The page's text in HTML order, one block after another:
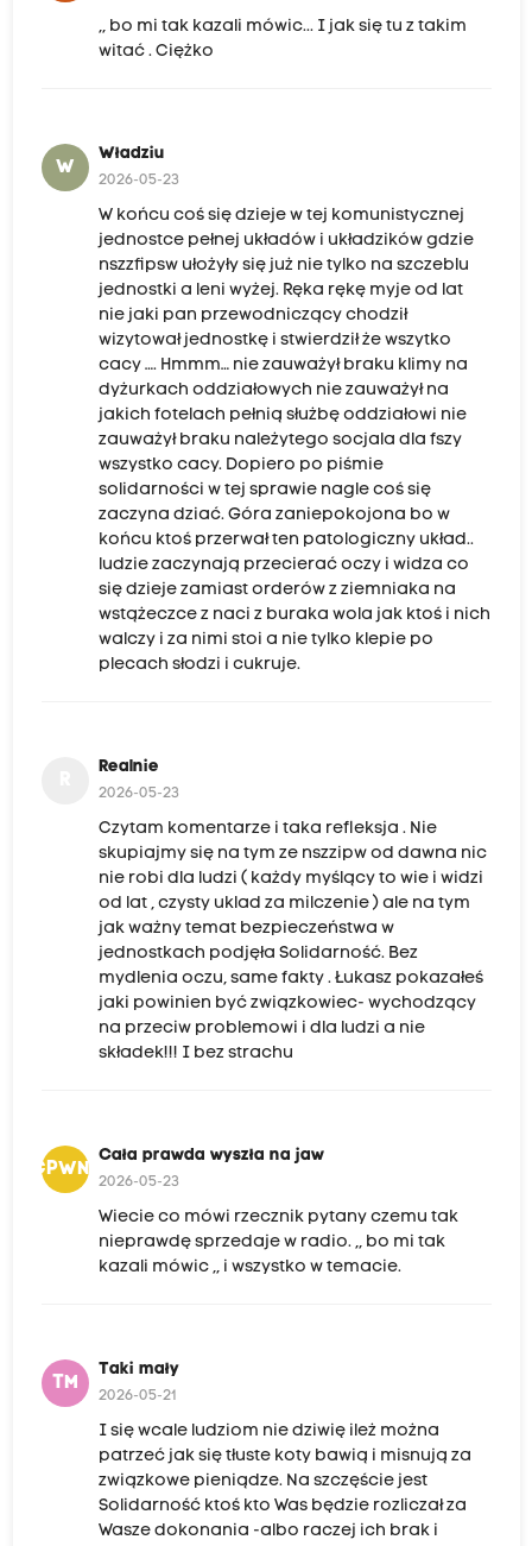
,, bo mi tak kazali mówic... I jak się tu z takim
witać . Ciężko
W
Władziu
2026-05-23
W końcu coś się dzieje w tej komunistycznej
jednostce pełnej układów i układzików gdzie
nszzfipsw ułożyły się już nie tylko na szczeblu
jednostki a leni wyżej. Ręka rękę myje od lat
nie jaki pan przewodniczący chodził
wizytował jednostkę i stwierdził że wszytko
cacy …. Hmmm… nie zauważył braku klimy na
dyżurkach oddziałowych nie zauważył na
jakich fotelach pełnią służbę oddziałowi nie
zauważył braku należytego socjala dla fszy
wszystko cacy. Dopiero po piśmie
solidarności w tej sprawie nagle coś się
zaczyna dziać. Góra zaniepokojona bo w
końcu ktoś przerwał ten patologiczny układ..
ludzie zaczynają przecierać oczy i widza co
się dzieje zamiast orderów z ziemniaka na
wstążeczce z naci z buraka wola jak ktoś i nich
walczy i za nimi stoi a nie tylko klepie po
plecach słodzi i cukruje.
Realnie
2026-05-23
Czytam komentarze i taka refleksja . Nie
skupiajmy się na tym ze nszzipw od dawna nic
nie robi dla ludzi ( każdy myślący to wie i widzi
od lat , czysty uklad za milczenie ) ale na tym
jak ważny temat bezpieczeństwa w
jednostkach podjęła Solidarność. Bez
mydlenia oczu, same fakty . Łukasz pokazałeś
jaki powinien być związkowiec- wychodzący
na przeciw problemowi i dla ludzi a nie
składek!!! I bez strachu
CPWNJ
Cała prawda wyszła na jaw
2026-05-23
Wiecie co mówi rzecznik pytany czemu tak
nieprawdę sprzedaje w radio. ,, bo mi tak
kazali mówic ,, i wszystko w temacie.
TM
Taki mały
2026-05-21
I się wcale ludziom nie dziwię ileż można
patrzeć jak się tłuste koty bawią i misnują za
związkowe pieniądze. Na szczęście jest
Solidarność ktoś kto Was będzie rozliczał za
Wasze dokonania -albo raczej ich brak i